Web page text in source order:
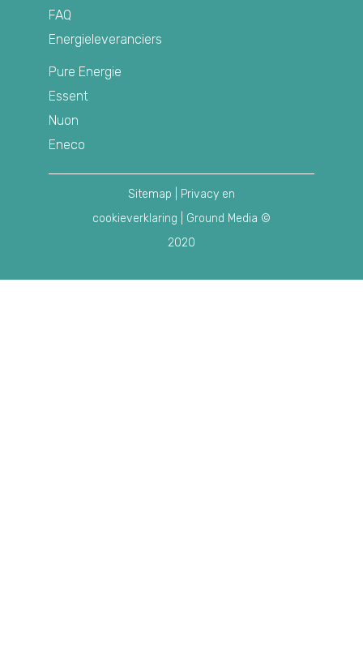
FAQ
Energieleveranciers
Pure Energie
Essent
Nuon
Eneco
Sitemap
Privacy en
cookieverklaring | Ground Media ©
2020